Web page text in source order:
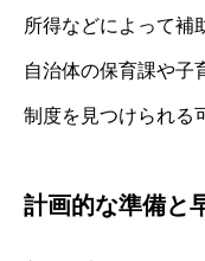
所得などによって補
自治体の保育課や子
制度を見つけられる
計画的な準備と